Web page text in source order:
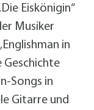
Eiskönigin“
Musiker
in
Geschichte
Songs in
Gitarre und